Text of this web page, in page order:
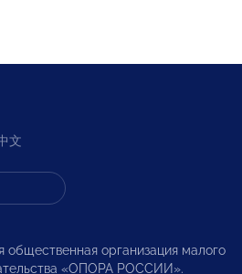
文
организация малого
«ОПОРА РОССИИ».